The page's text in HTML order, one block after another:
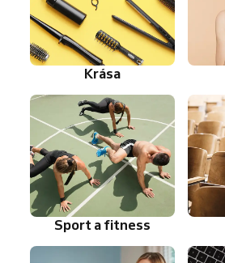
Krása
Sport a fitness